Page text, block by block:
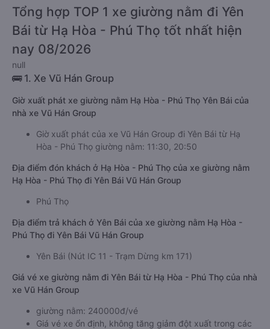
Tổng hợp TOP 1 xe giường nằm đi Yên
Bái từ Hạ Hòa - Phú Thọ tốt nhất hiện
nay 08/2026
null
🚌 1. Xe Vũ Hán Group
Giờ xuất phát xe giường nằm Hạ Hòa - Phú Thọ Yên Bái của
nhà xe Vũ Hán Group
Giờ xuất phát của xe Vũ Hán Group đi Yên Bái từ Hạ
Hòa - Phú Thọ giường nằm: 11:30, 20:50
Địa điểm đón khách ở Hạ Hòa - Phú Thọ của xe giường nằm
Hạ Hòa - Phú Thọ đi Yên Bái Vũ Hán Group
Phú Thọ
Địa điểm trả khách ở Yên Bái của xe giường nằm Hạ Hòa -
Phú Thọ đi Yên Bái Vũ Hán Group
Yên Bái (Nút IC 11 - Trạm Dừng km 171)
Giá vé xe giường nằm đi Yên Bái từ Hạ Hòa - Phú Thọ của nhà
xe Vũ Hán Group
giường nằm: 240000đ/vé
Giá vé xe ổn định, không tăng giảm đột xuất trong các